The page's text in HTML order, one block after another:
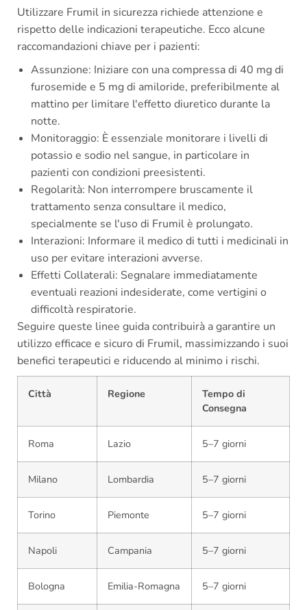
Utilizzare Frumil in sicurezza richiede attenzione e
rispetto delle indicazioni terapeutiche. Ecco alcune
raccomandazioni chiave per i pazienti:
Assunzione: Iniziare con una compressa di 40 mg di
furosemide e 5 mg di amiloride, preferibilmente al
mattino per limitare l'effetto diuretico durante la
notte.
Monitoraggio: È essenziale monitorare i livelli di
potassio e sodio nel sangue, in particolare in
pazienti con condizioni preesistenti.
Regolarità: Non interrompere bruscamente il
trattamento senza consultare il medico,
specialmente se l'uso di Frumil è prolungato.
Interazioni: Informare il medico di tutti i medicinali in
uso per evitare interazioni avverse.
Effetti Collaterali: Segnalare immediatamente
eventuali reazioni indesiderate, come vertigini o
difficoltà respiratorie.
Seguire queste linee guida contribuirà a garantire un
utilizzo efficace e sicuro di Frumil, massimizzando i suoi
benefici terapeutici e riducendo al minimo i rischi.
Città Regione
Tempo di
Consegna
Roma Lazio 5–7 giorni
Milano Lombardia 5–7 giorni
Torino Piemonte 5–7 giorni
Napoli Campania 5–7 giorni
Bologna Emilia-Romagna 5–7 giorni